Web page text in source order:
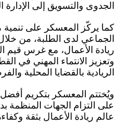
الجدوى والتسويق إلى الإدارة
كما يركّز المعسكر على تنمية
الجماعي لدى الطلبة، من
ريادة الأعمال، مع غرس قيم
وتعزيز الانتماء المهني في
الريادية بالقضايا المحلية
ويُختتم المعسكر بتكريم أفضل
على التزام الجهات المنظمة
عالم ريادة الأعمال بثقة